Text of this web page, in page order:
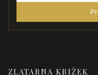
ZLATARNA KRIŽEK